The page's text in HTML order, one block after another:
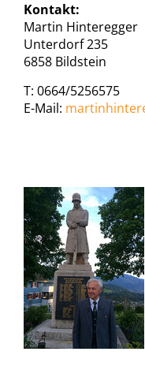
Kontakt:
Martin Hinteregger
Unterdorf 235
6858 Bildstein
T: 0664/5256575
E-Mail: m